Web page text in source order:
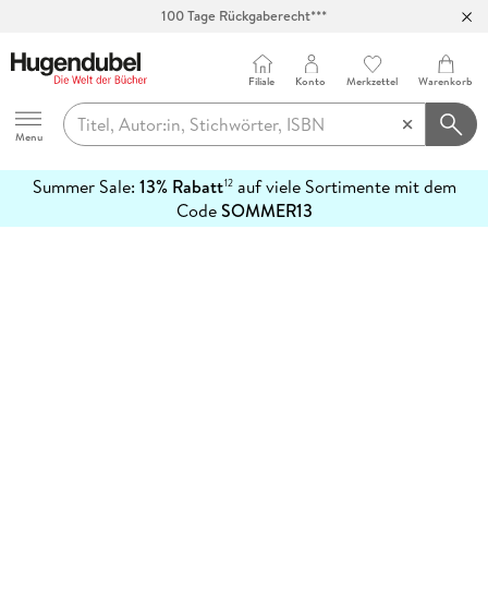
100 Tage Rückgaberecht***
Hugendubel
Menu
Filiale Konto Merkzettel Warenkorb
Summer Sale: 13% Rabatt12auf viele Sortimente mit dem
CodeSOMMER13
erfahren